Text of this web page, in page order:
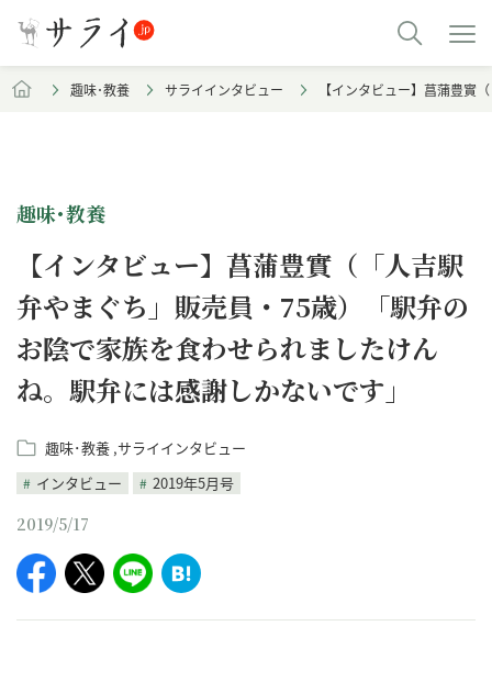
趣味･教養 サライインタビュー 【インタビュー】菖蒲豊實
趣味･教養
【インタビュー】菖蒲豊實（「人吉駅
弁やまぐち」販売員・75歳）「駅弁の
お陰で家族を食わせられましたけん
ね。駅弁には感謝しかないです」
趣味･教養 サライインタビュー
インタビュー
2019年5月号
2019/5/17